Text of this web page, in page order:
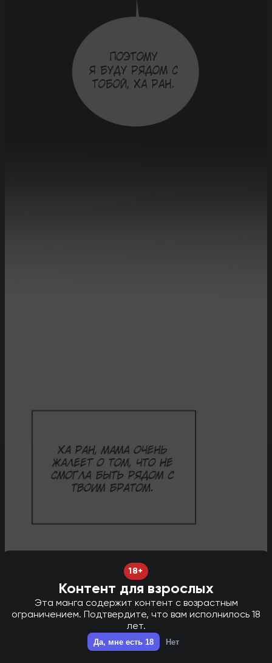
18+
Контент для взрослых
Эта манга содержит контент с возрастным
ограничением. Подтвердите, что вам исполнилось 18
лет.
Да, мне есть 18 Нет
НОВАЯ ГЛАВА В ТГ - НАЖМИ ДЛЯ ПЕРЕХОДА!